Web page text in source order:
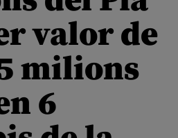
valor de
milions
6